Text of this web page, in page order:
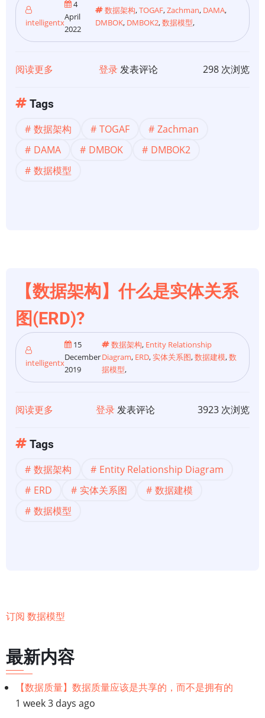
关
系
-
intelligentx
4
April
2022
数据架构,TOGAF,Zachman, DAMA,
DMBOK, DMBOK2,数据模型,
阅读更多
架
构】
什
理
数
据
登录发表评论 298 次浏览
Tags
数据架构 TOGAF
Zachman
DAMA
DMBOK
DMBOK2
数据模型
【数据架构】什么是实体关系
图(ERD)?
intelligentx
15
December
2019
数据架构, Entity Relationship
Diagram, ERD,实体关系图,数据建模,数
据模型,
阅读更多
架
构】
什
图
登录发表评论 3923 次浏览
Tags
数据架构
Entity Relationship Diagram
ERD
实体关系图
数据建模
数据模型
订阅 数据模型
最新内容
【数据质量】数据质量应该是共享的，而不是拥有的
1 week 3 days ago